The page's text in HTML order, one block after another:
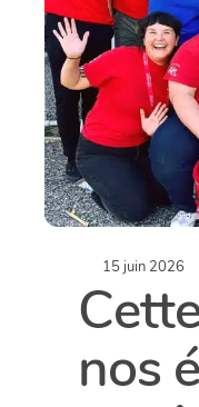
15 juin 2026
nos